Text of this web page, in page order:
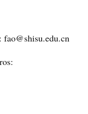
: fao@shisu.edu.cn